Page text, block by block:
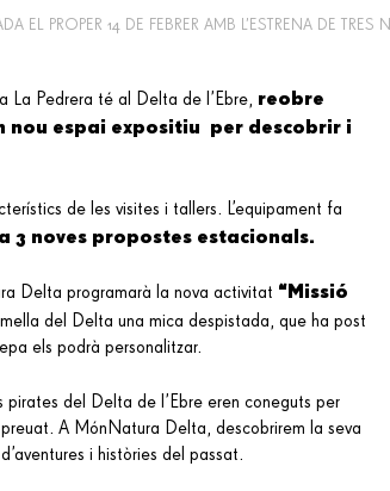
EL PROPER 14 DE FEBRER AMB L’ESTRENA DE TRES
La Pedrera té al Delta de l’Ebre, reobre
nou espai expositiu per descobrir i
de les visites i tallers. L’equipament fa
noves propostes estacionals.
Delta programarà la nova activitat “Missió
del Delta una mica despistada, que ha post
els podrà personalitzar.
pirates del Delta de l’Ebre eren coneguts per
A MónNatura Delta, descobrirem la seva
i històries del passat.